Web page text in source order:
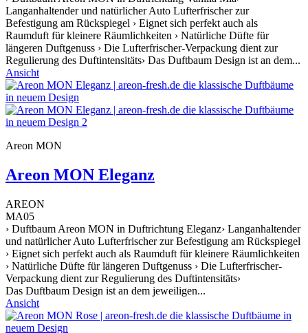
Langanhaltender und natürlicher Auto Lufterfrischer zur
Befestigung am Rückspiegel › Eignet sich perfekt auch als
Raumduft für kleinere Räumlichkeiten › Natürliche Düfte für
längeren Duftgenuss › Die Lufterfrischer-Verpackung dient zur
Regulierung des Duftintensitäts› Das Duftbaum Design ist an dem...
Ansicht
Areon MON
Areon MON Eleganz
AREON
MA05
› Duftbaum Areon MON in Duftrichtung Eleganz› Langanhaltender
und natürlicher Auto Lufterfrischer zur Befestigung am Rückspiegel
› Eignet sich perfekt auch als Raumduft für kleinere Räumlichkeiten
› Natürliche Düfte für längeren Duftgenuss › Die Lufterfrischer-
Verpackung dient zur Regulierung des Duftintensitäts›
Das Duftbaum Design ist an dem jeweiligen...
Ansicht